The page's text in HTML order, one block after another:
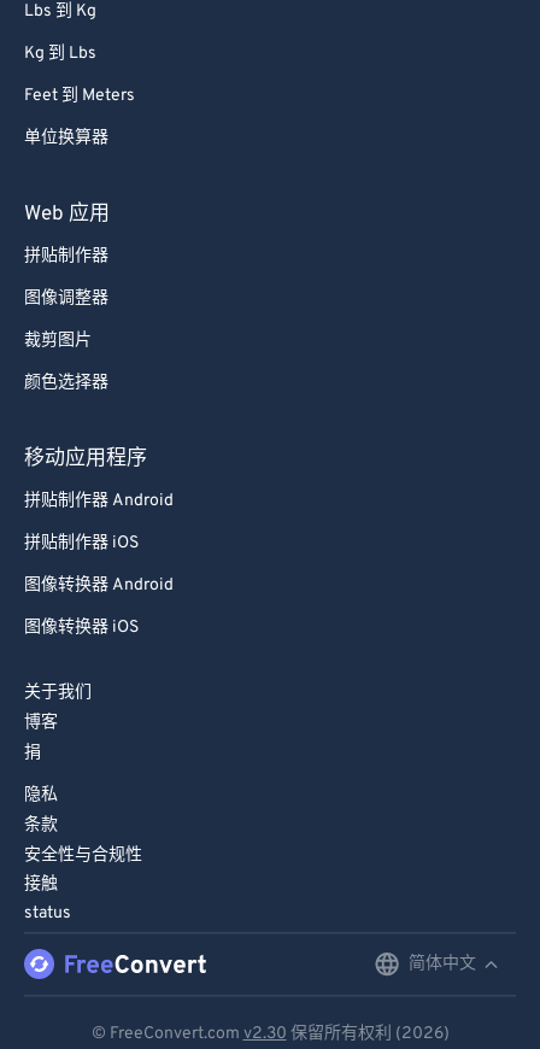
Lbs 到 Kg
Kg 到 Lbs
Feet 到 Meters
单位换算器
Web 应用
拼贴制作器
图像调整器
裁剪图片
颜色选择器
移动应用程序
拼贴制作器 Android
拼贴制作器 iOS
图像转换器 Android
图像转换器 iOS
关于我们
博客
捐
隐私
条款
安全性与合规性
接触
status
简体中文
© FreeConvert.com v2.30 保留所有权利 (2026)